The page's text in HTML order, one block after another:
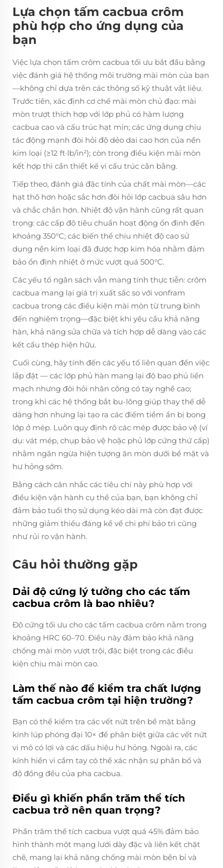
Lựa chọn tấm cacbua crôm
phù hợp cho ứng dụng của
bạn
Việc lựa chọn tấm crôm cacbua tối ưu bắt đầu bằng
việc đánh giá hệ thống môi trường mài mòn của bạn
—không chỉ dựa trên các thông số kỹ thuật vật liệu.
Trước tiên, xác định cơ chế mài mòn chủ đạo: mài
mòn trượt thích hợp với lớp phủ có hàm lượng
cacbua cao và cấu trúc hạt mịn; các ứng dụng chịu
tác động mạnh đòi hỏi độ dẻo dai cao hơn của nền
kim loại (≥12 ft·lb/in²); còn trong điều kiện mài mòn
kết hợp thì cần thiết kế vi cấu trúc cân bằng.
Tiếp theo, đánh giá đặc tính của chất mài mòn—các
hạt thô hơn hoặc sắc hơn đòi hỏi lớp cacbua sâu hơn
và chắc chắn hơn. Nhiệt độ vận hành cũng rất quan
trọng: các cấp độ tiêu chuẩn hoạt động ổn định đến
khoảng 350°C; các biến thể chịu nhiệt độ cao sử
dụng nền kim loại đã được hợp kim hóa nhằm đảm
bảo ổn định nhiệt ở mức vượt quá 500°C.
Các yếu tố ngân sách vẫn mang tính thực tiễn: crôm
cacbua mang lại giá trị xuất sắc so với vonfram
cacbua trong các điều kiện mài mòn từ trung bình
đến nghiêm trọng—đặc biệt khi yêu cầu khả năng
hàn, khả năng sửa chữa và tích hợp dễ dàng vào các
kết cấu thép hiện hữu.
Cuối cùng, hãy tính đến các yếu tố liên quan đến việc
lắp đặt — các lớp phủ hàn mang lại độ bao phủ liền
mạch nhưng đòi hỏi nhân công có tay nghề cao;
trong khi các hệ thống bắt bu-lông giúp thay thế dễ
dàng hơn nhưng lại tạo ra các điểm tiềm ẩn bị bong
lớp ở mép. Luôn quy định rõ các mép được bảo vệ (ví
dụ: vát mép, chụp bảo vệ hoặc phủ lớp cứng thứ cấp)
nhằm ngăn ngừa hiện tượng ăn mòn dưới bề mặt và
hư hỏng sớm.
Bằng cách cân nhắc các tiêu chí này phù hợp với
điều kiện vận hành cụ thể của bạn, bạn không chỉ
đảm bảo tuổi thọ sử dụng kéo dài mà còn đạt được
những giảm thiểu đáng kể về chi phí bảo trì cũng
như rủi ro vận hành.
Câu hỏi thường gặp
Dải độ cứng lý tưởng cho các tấm
cacbua crôm là bao nhiêu?
Độ cứng tối ưu cho các tấm cacbua crôm nằm trong
khoảng HRC 60–70. Điều này đảm bảo khả năng
chống mài mòn vượt trội, đặc biệt trong các điều
kiện chịu mài mòn cao.
Làm thế nào để kiểm tra chất lượng
tấm cacbua crôm tại hiện trường?
Bạn có thể kiểm tra các vết nứt trên bề mặt bằng
kính lúp phóng đại 10× để phân biệt giữa các vết nứt
vi mô có lợi và các dấu hiệu hư hỏng. Ngoài ra, các
kính hiển vi cầm tay có thể xác nhận sự phân bố và
độ đồng đều của pha cacbua.
Điều gì khiến phần trăm thể tích
cacbua trở nên quan trọng?
Phần trăm thể tích cacbua vượt quá 45% đảm bảo
hình thành một mạng lưới dày đặc và liên kết chặt
chẽ, mang lại khả năng chống mài mòn bền bỉ và